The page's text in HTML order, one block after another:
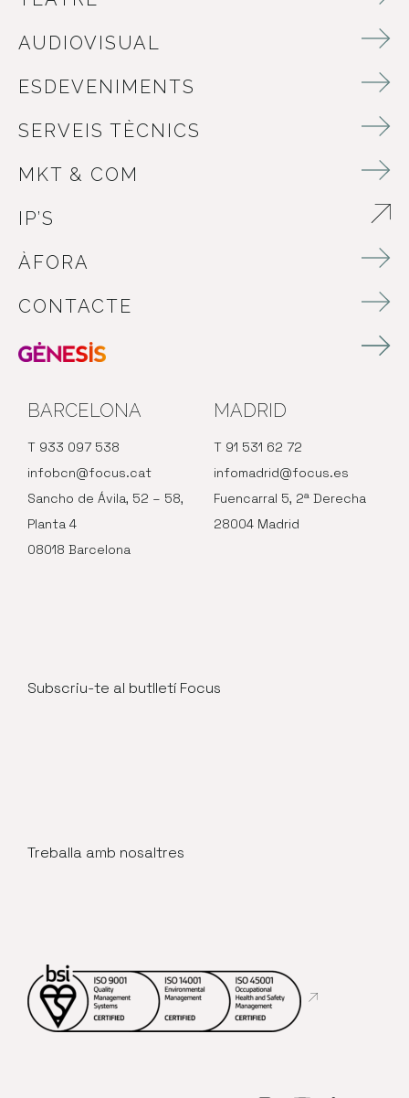
AUDIOVISUAL
ESDEVENIMENTS
SERVEIS TÈCNICS
MKT & COM
IP’S
ÀFORA
CONTACTE
BARCELONA
T 933 097 538
infobcn@focus.cat
Sancho de Ávila, 52 – 58,
Planta 4
08018 Barcelona
MADRID
T 91 531 62 72
infomadrid@focus.es
Fuencarral 5, 2ª Derecha
28004 Madrid
Subscriu-te al butlletí Focus
Treballa amb nosaltres